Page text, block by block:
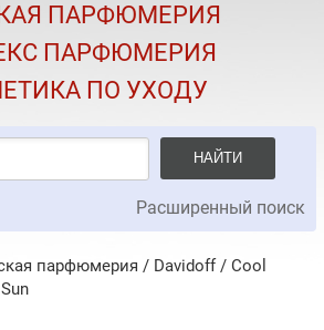
КОНТАКТЫ
О КАЧЕСТВЕ
К ЗАКАЗАМ
ПАРФЮМЕРИЯ
ПАРФЮМЕРИЯ
ПО УХОДУ
НАЙТИ
Расширенный поиск
парфюмерия / Davidoff/ Cool